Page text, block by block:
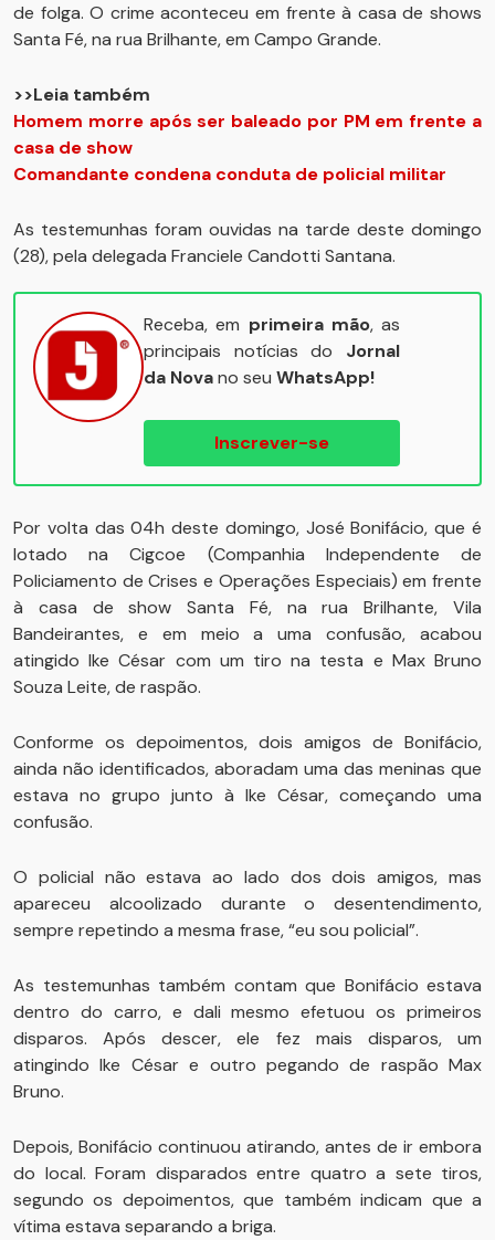
de folga. O crime aconteceu em frente à casa de shows
Santa Fé, na rua Brilhante, em Campo Grande.
>>Leia também
Homem morre após ser baleado por PM em frente a
casa de show
Comandante condena conduta de policial militar
As testemunhas foram ouvidas na tarde deste domingo
(28), pela delegada Franciele Candotti Santana.
Receba, em primeira mão, as
principais notícias do Jornal
da Novano seu WhatsApp!
Inscrever-se
Por volta das 04h deste domingo, José Bonifácio, que é
lotado na Cigcoe (Companhia Independente de
Policiamento de Crises e Operações Especiais) em frente
à casa de show Santa Fé, na rua Brilhante, Vila
Bandeirantes, e em meio a uma confusão, acabou
atingido Ike César com um tiro na testa e Max Bruno
Souza Leite, de raspão.
Conforme os depoimentos, dois amigos de Bonifácio,
ainda não identificados, aboradam uma das meninas que
estava no grupo junto à Ike César, começando uma
confusão.
O policial não estava ao lado dos dois amigos, mas
apareceu alcoolizado durante o desentendimento,
sempre repetindo a mesma frase, “eu sou policial”.
As testemunhas também contam que Bonifácio estava
dentro do carro, e dali mesmo efetuou os primeiros
disparos. Após descer, ele fez mais disparos, um
atingindo Ike César e outro pegando de raspão Max
Bruno.
Depois, Bonifácio continuou atirando, antes de ir embora
do local. Foram disparados entre quatro a sete tiros,
segundo os depoimentos, que também indicam que a
vítima estava separando a briga.